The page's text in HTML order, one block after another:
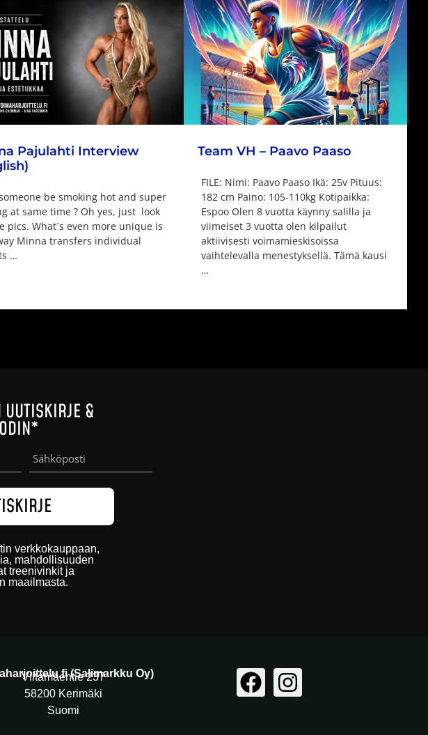
Pajulahti Interview
be smoking hot and super
at same time ? Oh yes, just look
pics. What´s even more unique is
Minna transfers individual
…
Team VH – Paavo Paaso
FILE: Nimi: Paavo Paaso Ikä: 25v Pituus:
182 cm Paino: 105-110kg Kotipaikka:
Espoo Olen 8 vuotta käynny salilla ja
viimeiset 3 vuotta olen kilpailut
aktiivisesti voimamieskisoissa
vaihtelevalla menestyksellä. Tämä kausi
…
UUTISKIRJE &
verkkokauppaan,
mahdollisuuden
treenivinkit ja
maailmasta.
(Salimarkku Oy)
Viitamäentie 237
58200 Kerimäki
Suomi